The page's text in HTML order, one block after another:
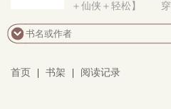
＋仙侠＋轻松】 穿
举..
首页 书架 阅读记录